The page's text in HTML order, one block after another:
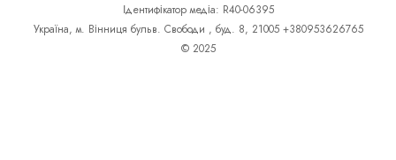
Ідентифікатор медіа: R40-06395
Україна, м. Вінниця бульв. Свободи , буд. 8, 21005 +380953626765
© 2025